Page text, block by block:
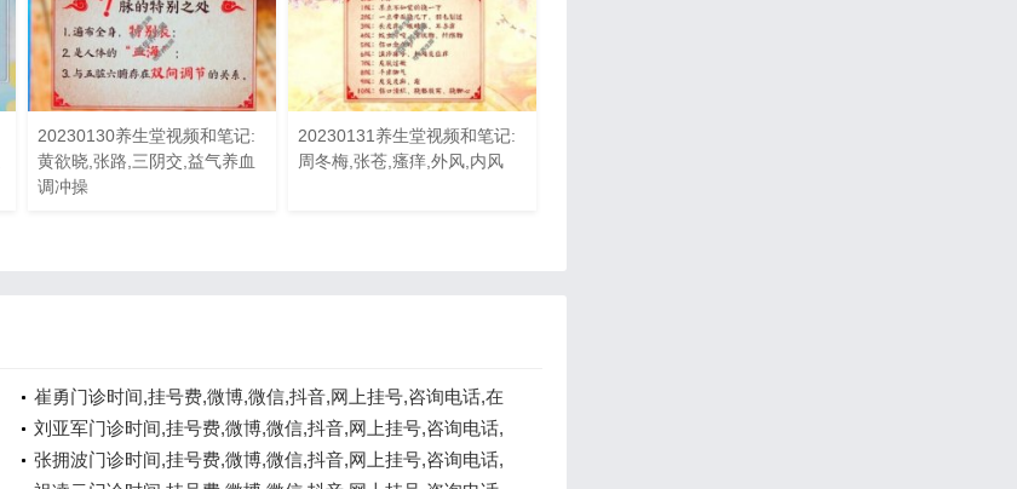
20230130养生堂视频和笔记:
黄欲晓,张路,三阴交,益气养血
调冲操
20230131养生堂视频和笔记:
周冬梅,张苍,瘙痒,外风,内风
崔勇门诊时间,挂号费,微博,微信,抖音,网上挂号,咨询电话,在
线咨询
刘亚军门诊时间,挂号费,微博,微信,抖音,网上挂号,咨询电话,
在线咨询
张拥波门诊时间,挂号费,微博,微信,抖音,网上挂号,咨询电话,